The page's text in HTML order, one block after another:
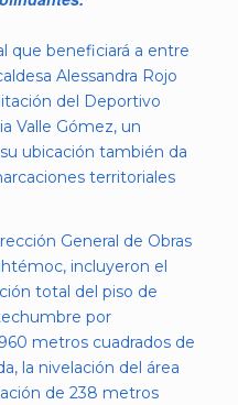
que beneficiará a entre
Alessandra Rojo
del Deportivo
Valle Gómez, un
ubicación también da
territoriales
General de Obras
incluyeron el
total del piso de
por
metros cuadrados de
la nivelación del área
de 238 metros